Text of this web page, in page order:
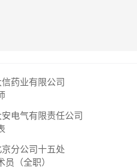
信药业有限公司
安电气有限责任公司
京分公司十五处
员（全职）